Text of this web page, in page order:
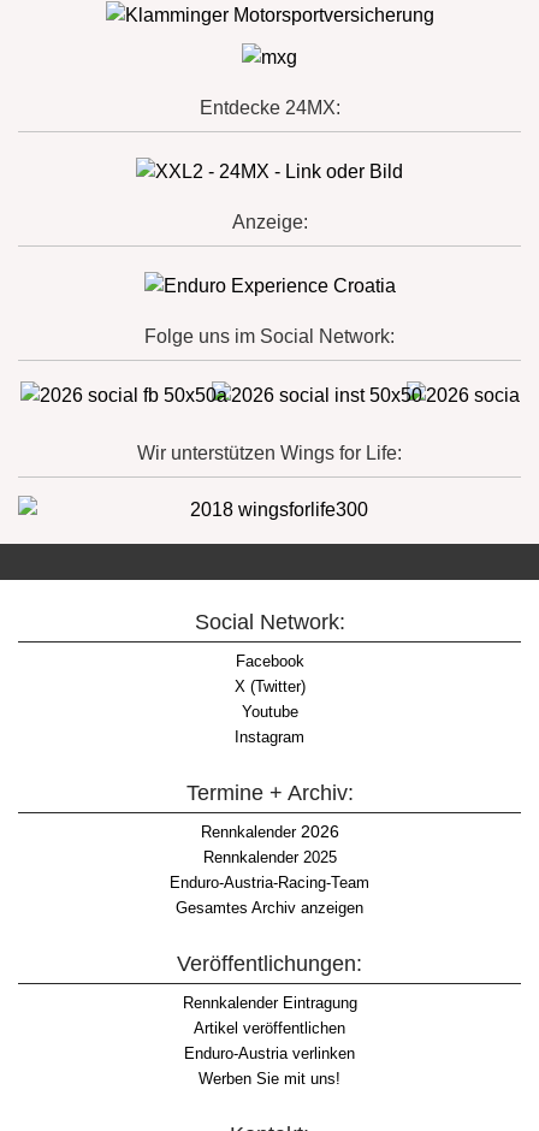
Entdecke 24MX:
Anzeige:
Folge uns im Social Network:
Wir unterstützen Wings for Life:
Social Network:
Facebook
X (Twitter)
Youtube
Instagram
Termine + Archiv:
Rennkalender2026
Rennkalender 2025
Enduro-Austria-Racing-Team
Gesamtes Archiv anzeigen
Veröffentlichungen:
Rennkalender Eintragung
Artikel veröffentlichen
Enduro-Austria verlinken
Werben Sie mit uns!